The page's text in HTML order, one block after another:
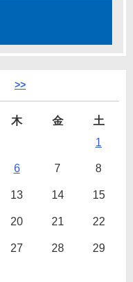
>>
木 金
土
1
6 7 8
13 14 15
20 21 22
27 28 29